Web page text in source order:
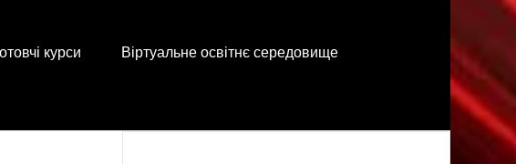
курси Віртуальне освітнє середовище